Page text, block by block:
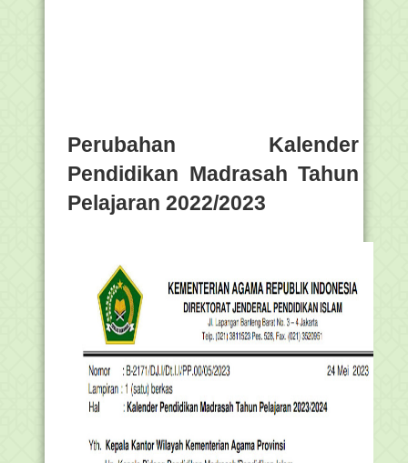
Perubahan Kalender
Pendidikan Madrasah Tahun
Pelajaran 2022/2023